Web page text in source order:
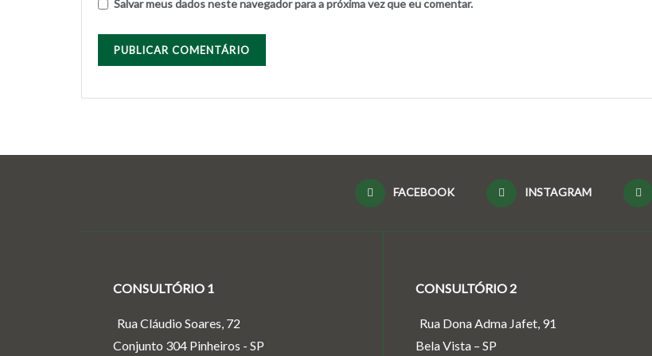
Salvar meus dados neste navegador para a próxima vez que eu comentar.
FACEBOOK INSTAGRAM
CONSULTÓRIO 1
Rua Cláudio Soares, 72
Conjunto 304 Pinheiros - SP
CONSULTÓRIO 2
Rua Dona Adma Jafet, 91
Bela Vista – SP